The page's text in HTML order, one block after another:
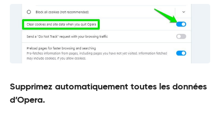
Supprimez automatiquement toutes les données
d’Opera.